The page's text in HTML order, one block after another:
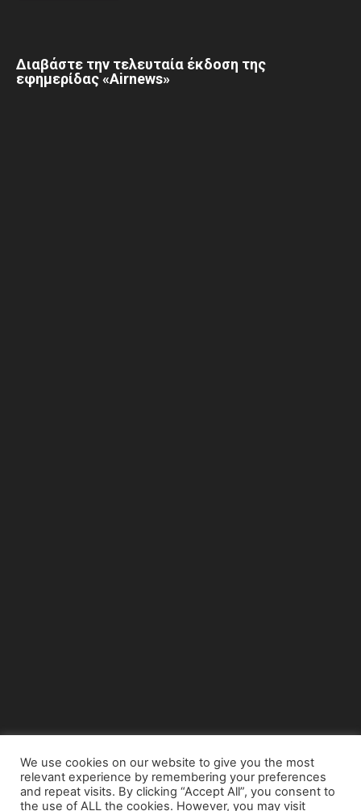
Διαβάστε την τελευταία έκδοση της
εφημερίδας «Airnews»
© Copyright 2015 - www.airnews.gr
We use cookies on our website to give you the most
relevant experience by remembering your preferences
and repeat visits. By clicking “Accept All”, you consent to
the use of ALL the cookies. However, you may visit